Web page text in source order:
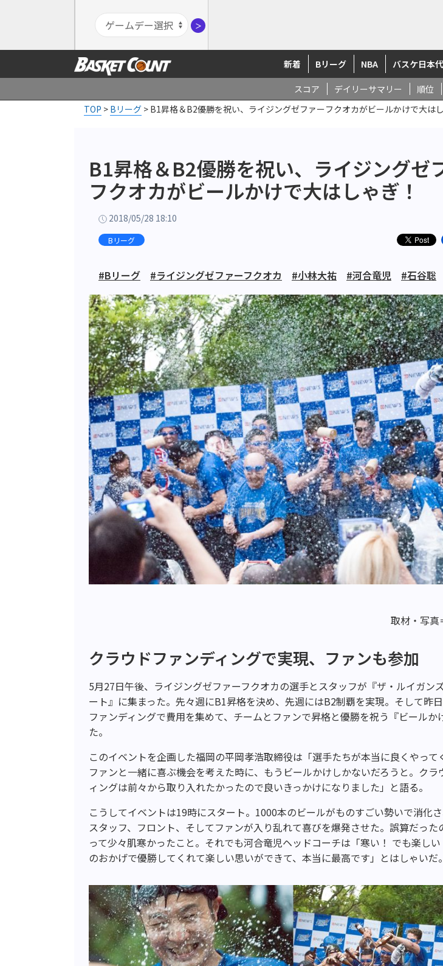
＞
新着 Bリーグ NBA バスケ日本
スコア デイリーサマリー 順位
TOP > Bリーグ > B1昇格＆B2優勝を祝い、ライジングゼファーフクオカがビールかけで大は
B1昇格＆B2優勝を祝い、ライジングゼ
フクオカがビールかけで大はしゃぎ！
2018/05/28 18:10
Bリーグ
#Bリーグ #ライジングゼファーフクオカ #小林大祐 #河合竜児 #石谷聡
取材・写真
クラウドファンディングで実現、ファンも参加
5月27日午後、ライジングゼファーフクオカの選手とスタッフが『ザ・ルイガン
ート』に集まった。先々週にB1昇格を決め、先週にはB2制覇を実現。そして昨
ファンディングで費用を集めて、チームとファンで昇格と優勝を祝う『ビールか
た。
このイベントを企画した福岡の平岡孝浩取締役は「選手たちが本当に良くやって
ファンと一緒に喜ぶ機会を考えた時に、もうビールかけしかないだろうと。クラ
ィングは前々から取り入れたかったので良いきっかけになりました」と語る。
こうしてイベントは19時にスタート。1000本のビールがものすごい勢いで消化さ
スタッフ、フロント、そしてファンが入り乱れて喜びを爆発させた。誤算だった
って少々肌寒かったこと。それでも河合竜児ヘッドコーチは「寒い！ でも楽し
のおかげで優勝してくれて楽しい思いができて、本当に最高です」とはしゃいだ。